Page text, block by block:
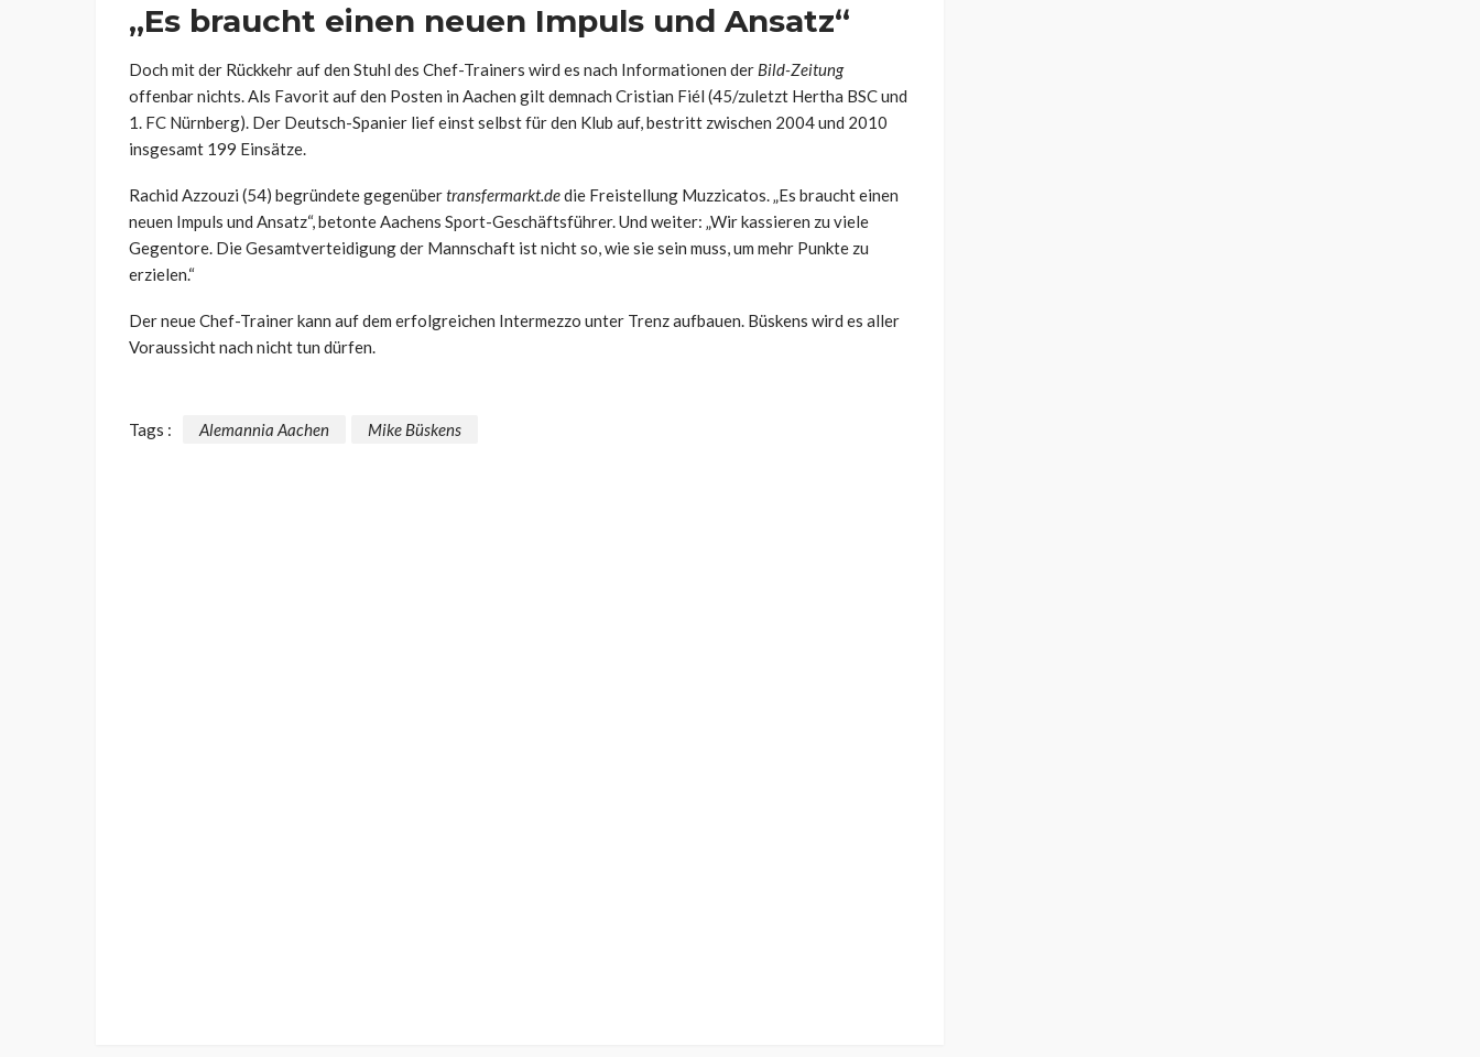
„Es braucht einen neuen Impuls und Ansatz“
Doch mit der Rückkehr auf den Stuhl des Chef-Trainers wird es nach Informationen der Bild-Zeitung
offenbar nichts. Als Favorit auf den Posten in Aachen gilt demnach Cristian Fiél (45/zuletzt Hertha BSC und
1. FC Nürnberg). Der Deutsch-Spanier lief einst selbst für den Klub auf, bestritt zwischen 2004 und 2010
insgesamt 199 Einsätze.
Rachid Azzouzi (54) begründete gegenübertransfermarkt.dedie Freistellung Muzzicatos. „Es braucht einen
neuen Impuls und Ansatz“, betonte Aachens Sport-Geschäftsführer. Und weiter: „Wir kassieren zu viele
Gegentore. Die Gesamtverteidigung der Mannschaft ist nicht so, wie sie sein muss, um mehr Punkte zu
erzielen.“
Der neue Chef-Trainer kann auf dem erfolgreichen Intermezzo unter Trenz aufbauen. Büskens wird es aller
Voraussicht nach nicht tun dürfen.
Tags : Alemannia Aachen Mike Büskens